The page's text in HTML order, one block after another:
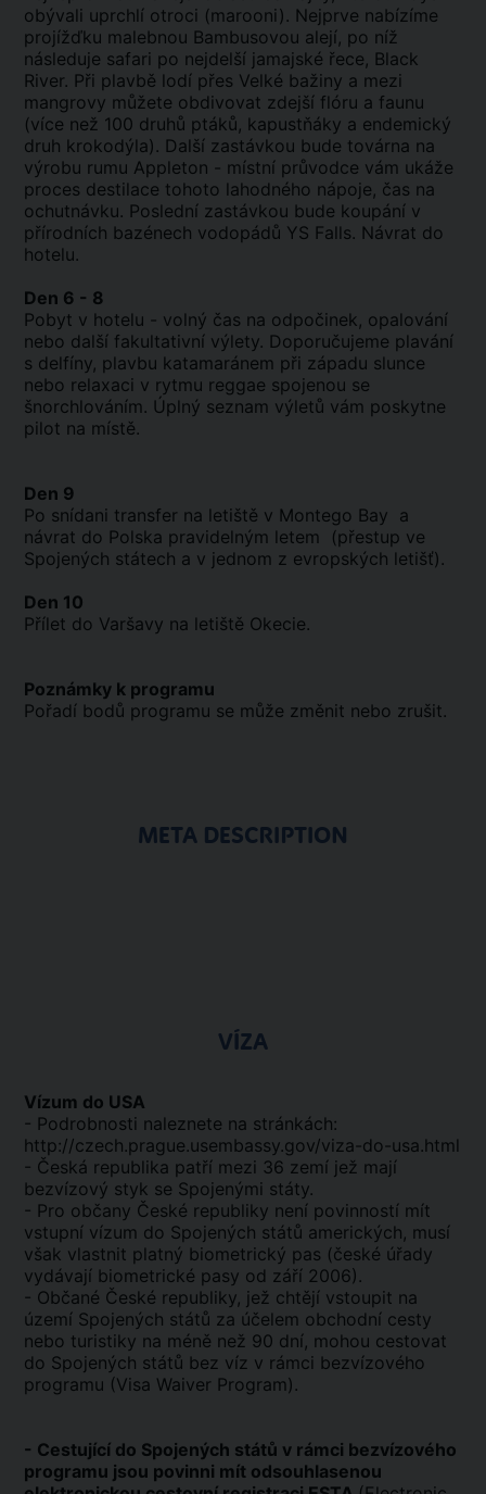
obývali uprchlí otroci (marooni). Nejprve nabízíme
projížďku malebnou Bambusovou alejí, po níž
následuje safari po nejdelší jamajské řece, Black
River. Při plavbě lodí přes Velké bažiny a mezi
mangrovy můžete obdivovat zdejší flóru a faunu
(více než 100 druhů ptáků, kapustňáky a endemický
druh krokodýla). Další zastávkou bude továrna na
výrobu rumu Appleton - místní průvodce vám ukáže
proces destilace tohoto lahodného nápoje, čas na
ochutnávku. Poslední zastávkou bude koupání v
přírodních bazénech vodopádů YS Falls. Návrat do
hotelu.
Den 6 - 8
Pobyt v hotelu - volný čas na odpočinek, opalování
nebo další fakultativní výlety. Doporučujeme plavání
s delfíny, plavbu katamaránem při západu slunce
nebo relaxaci v rytmu reggae spojenou se
šnorchlováním. Úplný seznam výletů vám poskytne
pilot na místě.
Den 9
Po snídani transfer na letiště v Montego Bay a
návrat do Polska pravidelným letem (přestup ve
Spojených státech a v jednom z evropských letišť).
Den 10
Přílet do Varšavy na letiště Okecie.
Poznámky k programu
Pořadí bodů programu se může změnit nebo zrušit.
META DESCRIPTION
VÍZA
Vízum do USA
- Podrobnosti naleznete na stránkách:
http://czech.prague.usembassy.gov/viza-do-usa.html
- Česká republika patří mezi 36 zemí jež mají
bezvízový styk se Spojenými státy.
- Pro občany České republiky není povinností mít
vstupní vízum do Spojených států amerických, musí
však vlastnit platný biometrický pas (české úřady
vydávají biometrické pasy od září 2006).
- Občané České republiky, jež chtějí vstoupit na
území Spojených států za účelem obchodní cesty
nebo turistiky na méně než 90 dní, mohou cestovat
do Spojených států bez víz v rámci bezvízového
programu (Visa Waiver Program).
- Cestující do Spojených států v rámci bezvízového
programu jsou povinni mít odsouhlasenou